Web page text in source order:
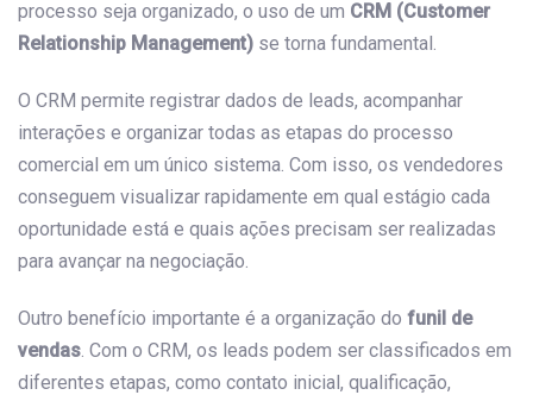
processo seja organizado, o uso de um CRM (Customer
Relationship Management) se torna fundamental.
O CRM permite registrar dados de leads, acompanhar
interações e organizar todas as etapas do processo
comercial em um único sistema. Com isso, os vendedores
conseguem visualizar rapidamente em qual estágio cada
oportunidade está e quais ações precisam ser realizadas
para avançar na negociação.
Outro benefício importante é a organização do funil de
vendas . Com o CRM, os leads podem ser classificados em
diferentes etapas, como contato inicial, qualificação,